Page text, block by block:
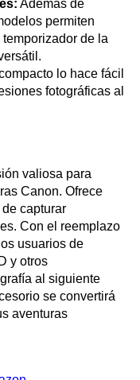
Además de
permiten
de la
lo hace fácil
fotográficas al
valiosa para
Canon. Ofrece
capturar
Con el reemplazo
usuarios de
y otros
al siguiente
se convertirá
aventuras